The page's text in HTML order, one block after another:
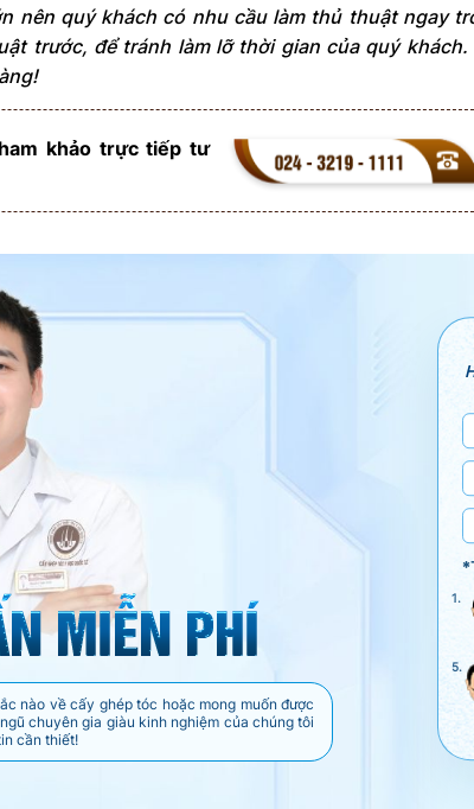
nên quý khách có nhu cầu làm thủ thuật ngay
trước, để tránh làm lỡ thời gian của quý khách.
khảo trực tiếp tư
nào về cấy ghép tóc hoặc mong muốn được
chuyên gia giàu kinh nghiệm của chúng tôi
cần thiết!
1.
5.